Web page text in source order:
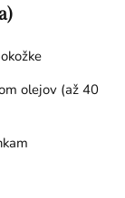
olejov (až 40